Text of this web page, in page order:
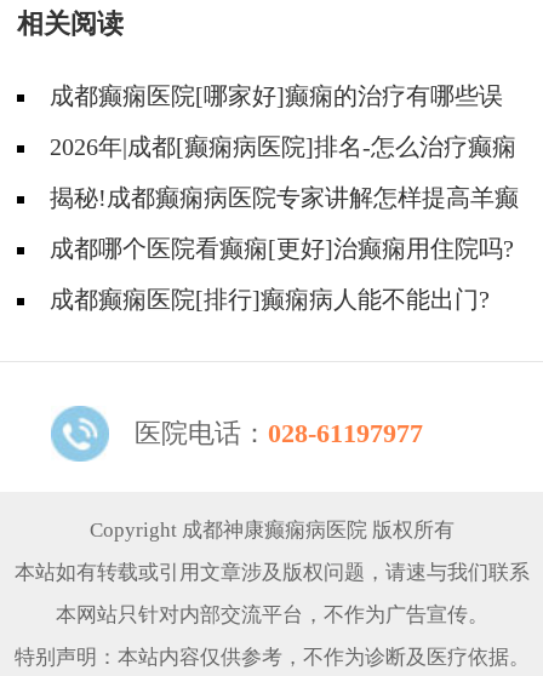
相关阅读
成都癫痫医院[哪家好]癫痫的治疗有哪些误
区?2026年|成都[癫痫病医院]排名-怎么治疗癫痫
后遗症?
揭秘!成都癫痫病医院专家讲解怎样提高羊癫
疯病的治疗效果?
成都哪个医院看癫痫[更好]治癫痫用住院吗?
成都癫痫医院[排行]癫痫病人能不能出门?
医院电话： 028-61197977
Copyright 成都神康癫痫病医院 版权所有
本站如有转载或引用文章涉及版权问题，请速与我们联系
本网站只针对内部交流平台，不作为广告宣传。
特别声明：本站内容仅供参考，不作为诊断及医疗依据。